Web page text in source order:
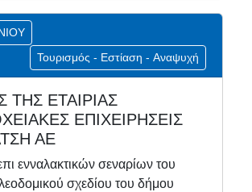
Τουρισμός - Εστίαση - Αναψυχή
ΤΗΣ ΕΤΑΙΡΙΑΣ
ΕΠΙΧΕΙΡΗΣΕΙΣ
ΑΕ
ενναλακτικών σεναρίων του
σχεδίου του δήμου